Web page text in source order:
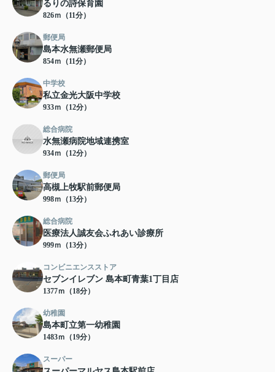
るりの詩保育園
826ｍ（11分）
郵便局
島本水無瀬郵便局
854ｍ（11分）
中学校
私立金光大阪中学校
933ｍ（12分）
総合病院
水無瀬病院地域連携室
934ｍ（12分）
郵便局
高槻上牧駅前郵便局
998ｍ（13分）
総合病院
医療法人誠友会ふれあい診療所
999ｍ（13分）
コンビニエンスストア
セブンイレブン 島本町青葉1丁目店
1377ｍ（18分）
幼稚園
島本町立第一幼稚園
1483ｍ（19分）
スーパー